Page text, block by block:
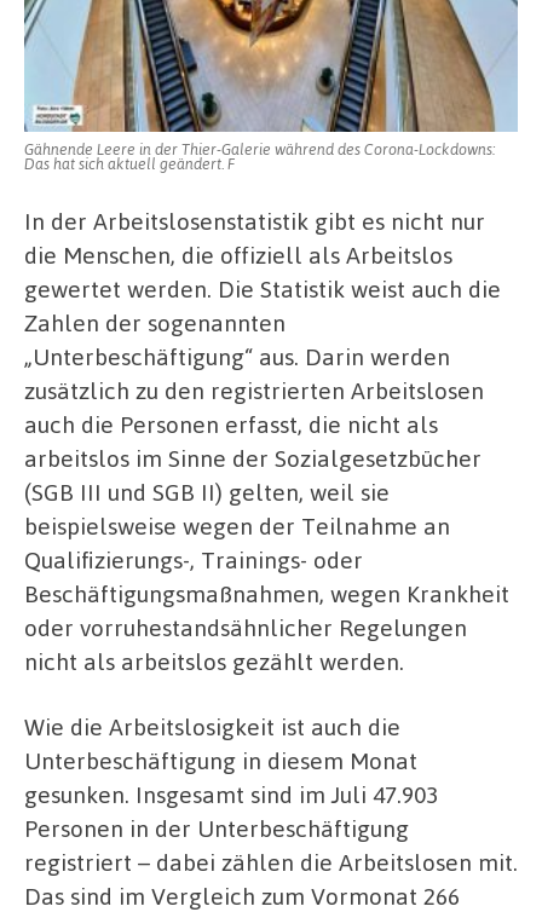
Gähnende Leere in der Thier-Galerie während des Corona-Lockdowns:
Das hat sich aktuell geändert. F
In der Arbeitslosenstatistik gibt es nicht nur
die Menschen, die offiziell als Arbeitslos
gewertet werden. Die Statistik weist auch die
Zahlen der sogenannten
„Unterbeschäftigung“ aus. Darin werden
zusätzlich zu den registrierten Arbeitslosen
auch die Personen erfasst, die nicht als
arbeitslos im Sinne der Sozialgesetzbücher
(SGB III und SGB II) gelten, weil sie
beispielsweise wegen der Teilnahme an
Qualifizierungs-, Trainings- oder
Beschäftigungsmaßnahmen, wegen Krankheit
oder vorruhestandsähnlicher Regelungen
nicht als arbeitslos gezählt werden.
Wie die Arbeitslosigkeit ist auch die
Unterbeschäftigung in diesem Monat
gesunken. Insgesamt sind im Juli 47.903
Personen in der Unterbeschäftigung
registriert – dabei zählen die Arbeitslosen mit.
Das sind im Vergleich zum Vormonat 266